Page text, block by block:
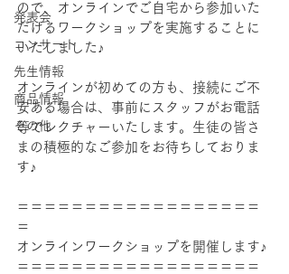
発表会
コンサート
先生情報
商品情報
その他
ので、オンラインでご自宅から参加いた
だけるワークショップを実施することに
いたしました♪
オンラインが初めての方も、接続にご不
安ある場合は、事前にスタッフがお電話
等でレクチャーいたします。生徒の皆さ
まの積極的なご参加をお待ちしておりま
す♪
＝＝＝＝＝＝＝＝＝＝＝＝＝＝＝＝＝＝
＝
オンラインワークショップを開催します♪
＝＝＝＝＝＝＝＝＝＝＝＝＝＝＝＝＝＝